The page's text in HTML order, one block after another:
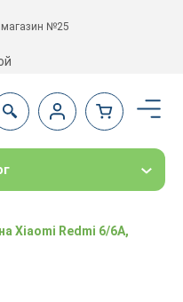
магазин №25
Xiaomi Redmi 6/6A,